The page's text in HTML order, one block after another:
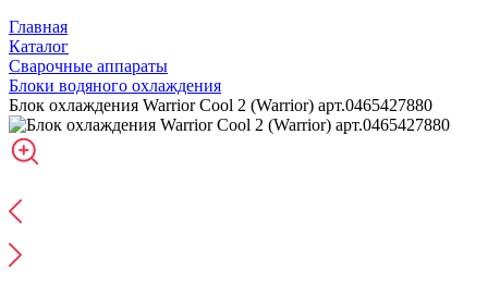
Главная
Каталог
Сварочные аппараты
Блоки водяного охлаждения
Блок охлаждения Warrior Cool 2 (Warrior) арт.0465427880